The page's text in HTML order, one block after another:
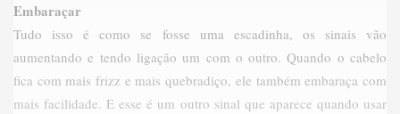
Embaraçar
Tudo isso é como se fosse uma escadinha, os sinais vão
aumentando e tendo ligação um com o outro. Quando o cabelo
fica com mais frizz e mais quebradiço, ele também embaraça com
mais facilidade. E esse é um outro sinal que aparece quando usar